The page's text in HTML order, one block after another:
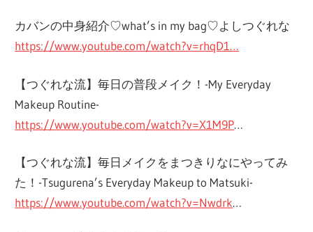
カバンの中身紹介♡what’s in my bag♡よしつぐれな
https://www.youtube.com/watch?v=rhqD1…
【つぐれな流】毎日の普段メイク！-My Everyday
Makeup Routine-
https://www.youtube.com/watch?v=X1M9P…
【つぐれな流】毎日メイクをまつきりなにやってみ
た！-Tsugurena’­s Everyday Makeup to Matsuki-
https://www.youtube.com/watch?v=Nwdrk…